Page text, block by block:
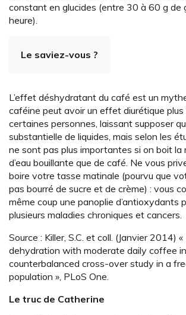
constant en glucides (entre 30 à 60 g de
heure).
Le saviez-vous ?
L’effet déshydratant du café est un
caféine peut avoir un effet diurétique
certaines personnes, laissant supposer
substantielle de liquides, mais selon les
ne sont pas plus importantes si on boit la
d’eau bouillante que de café. Ne vous
boire votre tasse matinale (pourvu que
pas bourré de sucre et de crème) : vous
même coup une panoplie d’antioxydants
plusieurs maladies chroniques et cancers.
Source : Killer, S.C. et coll. (Janvier 2014)
dehydration with moderate daily coffee
counterbalanced cross-over study in a
population », PLoS One.
Le truc de Catherine